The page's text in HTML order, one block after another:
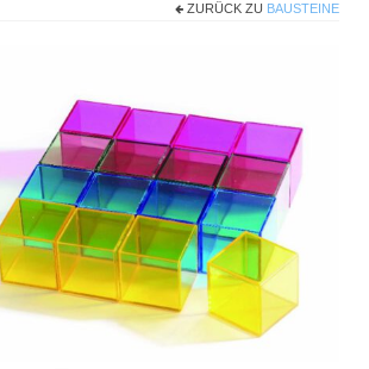
anfordern
Konto
ZURÜCK ZU BAUSTEINE